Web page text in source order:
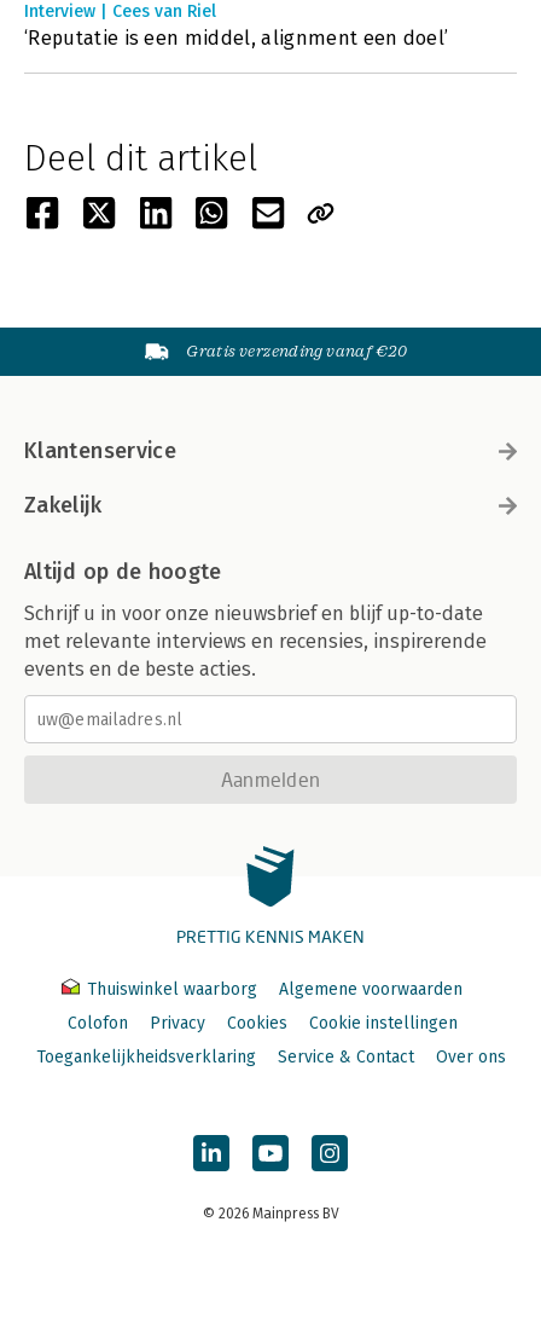
Interview | Cees van Riel
‘Reputatie is een middel, alignment een doel’
Deel dit artikel
Gratis verzending vanaf €20
Klantenservice
Zakelijk
Altijd op de hoogte
Schrijf u in voor onze nieuwsbrief en blijf up-to-date
met relevante interviews en recensies, inspirerende
events en de beste acties.
Aanmelden
PRETTIG KENNIS MAKEN
Thuiswinkel waarborg
Algemene voorwaarden
Colofon
Privacy Cookies
Cookie instellingen
Toegankelijkheidsverklaring
Service & Contact Over ons
© 2026 Mainpress BV